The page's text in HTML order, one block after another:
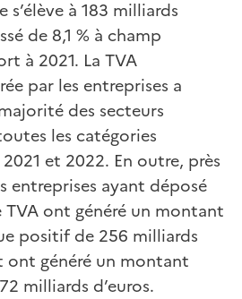
à 183 milliards
de 8,1 % à champ
à 2021. La TVA
par les entreprises a
des secteurs
les catégories
et 2022. En outre, près
entreprises ayant déposé
ont généré un montant
positif de 256 milliards
ont généré un montant
milliards d’euros.